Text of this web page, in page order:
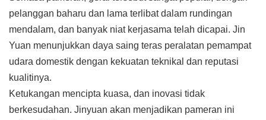
pelanggan baharu dan lama terlibat dalam rundingan
mendalam, dan banyak niat kerjasama telah dicapai. Jin
Yuan menunjukkan daya saing teras peralatan pemampat
udara domestik dengan kekuatan teknikal dan reputasi
kualitinya.
Ketukangan mencipta kuasa, dan inovasi tidak
berkesudahan. Jinyuan akan menjadikan pameran ini